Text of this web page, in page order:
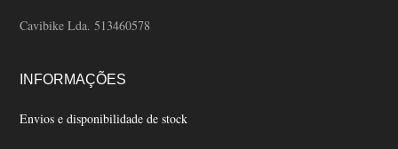
Cavibike Lda. 513460578
INFORMAÇÕES
Envios e disponibilidade de stock